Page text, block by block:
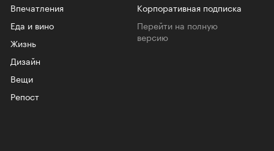
Впечатления
Еда и вино
Жизнь
Дизайн
Вещи
Репост
Корпоративная подписка
Перейти на полную
версию